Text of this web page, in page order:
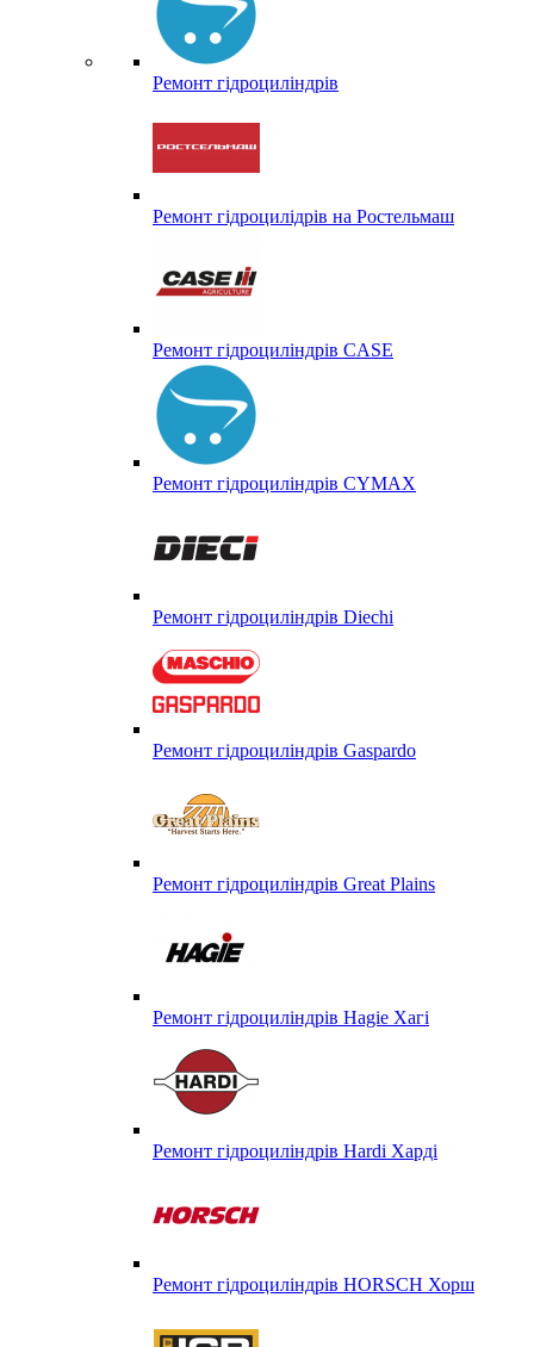
Ремонт гідроциліндрів
Ремонт гідроцилідрів на Ростельмаш
Ремонт гідроциліндрів CASE
Ремонт гідроциліндрів CYMAX
Ремонт гідроциліндрів Diechi
Ремонт гідроциліндрів Gaspardo
Ремонт гідроциліндрів Great Plains
Ремонт гідроциліндрів Hagie Хагі
Ремонт гідроциліндрів Hardi Харді
Ремонт гідроциліндрів HORSCH Хорш